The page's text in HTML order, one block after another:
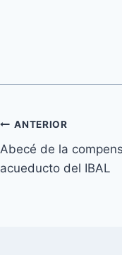
ANTERIOR
Abecé de la
acueducto del IBAL